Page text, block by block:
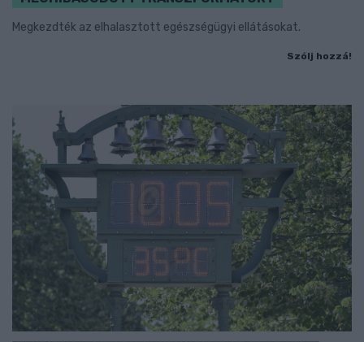
Megkezdték az elhalasztott egészségügyi ellátásokat.
Szólj hozzá!